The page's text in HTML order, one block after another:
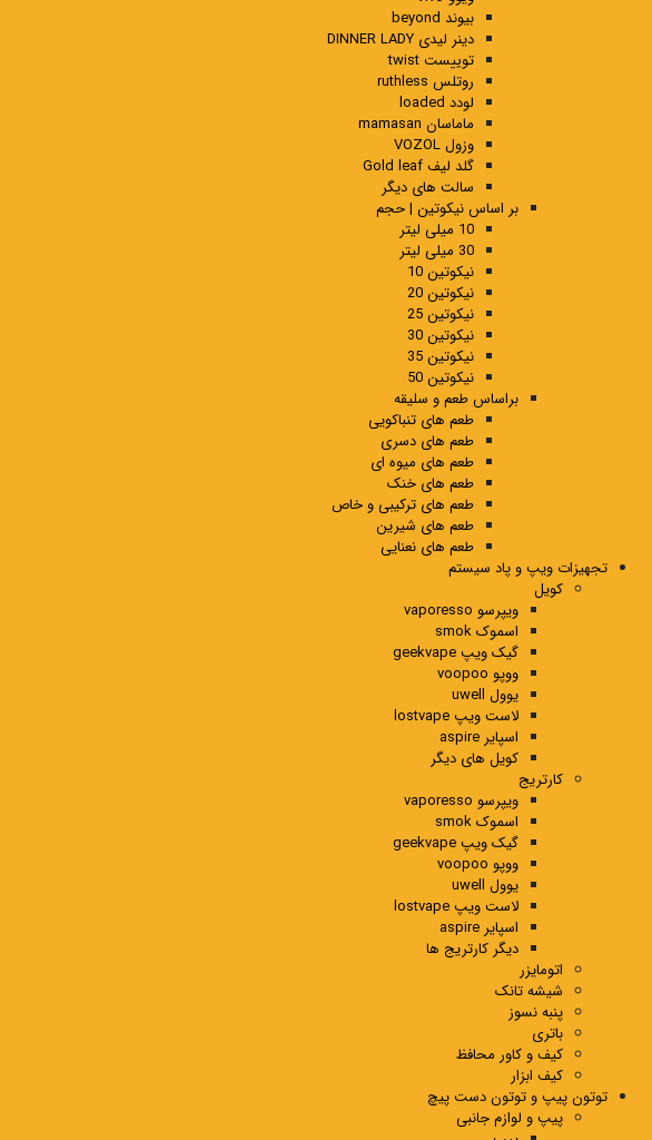
بیوند beyond
دینر لیدی DINNER LADY
توییست twist
روتلس ruthless
لودد loaded
ماماسان mamasan
وزول VOZOL
گلد لیف Gold leaf
سالت های دیگر
بر اساس نیکوتین | حجم
10 میلی لیتر
30 میلی لیتر
نیکوتین 10
نیکوتین 20
نیکوتین 25
نیکوتین 30
نیکوتین 35
نیکوتین 50
براساس طعم و سلیقه
طعم های تنباکویی
طعم های دسری
طعم های میوه ای
طعم های خنک
طعم های ترکیبی و خاص
طعم های شیرین
طعم های نعنایی
تجهیزات ویپ و پاد سیستم
کویل
ویپرسو vaporesso
اسموک smok
گیک ویپ geekvape
ووپو voopoo
یوول uwell
لاست ویپ lostvape
اسپایر aspire
کویل های دیگر
کارتریج
ویپرسو vaporesso
اسموک smok
گیک ویپ geekvape
ووپو voopoo
یوول uwell
لاست ویپ lostvape
اسپایر aspire
دیگر کارتریج ها
اتومایزر
شیشه تانک
پنبه نسوز
باتری
کیف و کاور محافظ
کیف ابزار
توتون پیپ و توتون دست پیچ
پیپ و لوازم جانبی